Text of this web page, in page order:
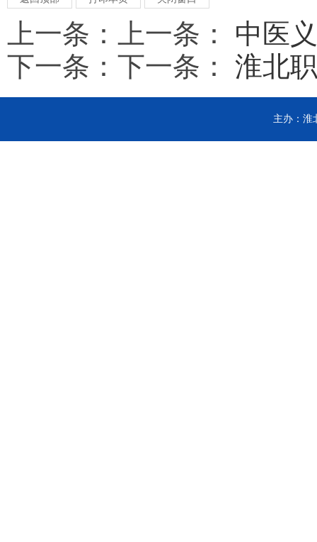
上一条：上一条： 中医
下一条：下一条： 淮北
主办：淮